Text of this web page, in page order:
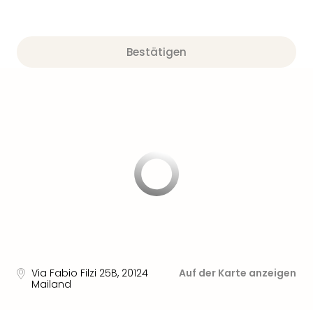
Bestätigen
Via Fabio Filzi 25B, 20124
Mailand
Auf der Karte anzeigen